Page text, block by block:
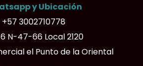
se
pueden
elegir
en
y Ubicación
+57 3002710778
N-47-66 Local 2120
el Punto de la Oriental